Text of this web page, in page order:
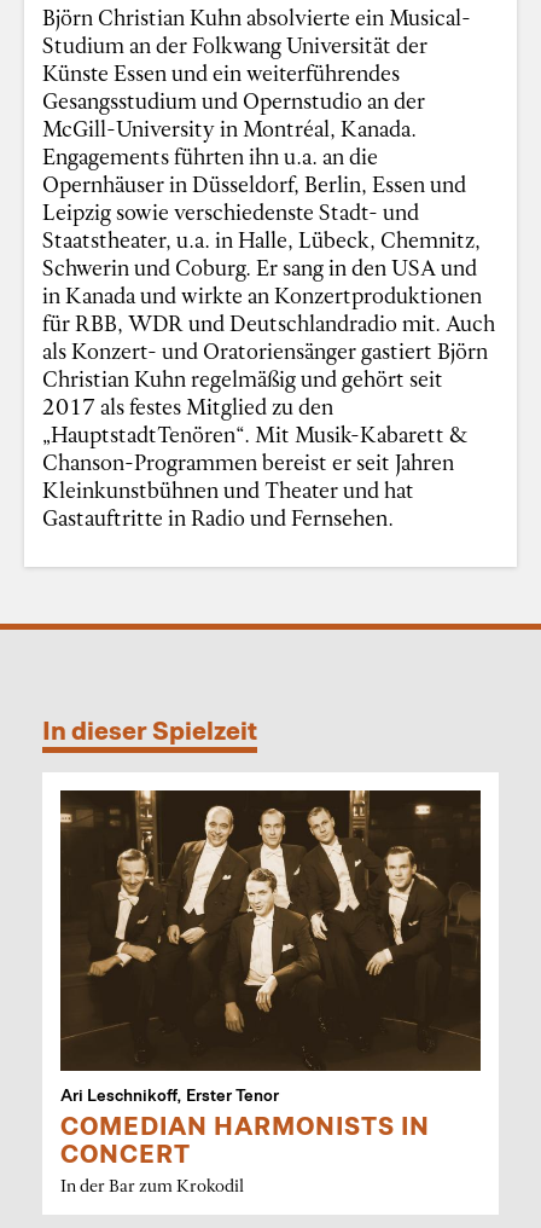
Björn Christian Kuhn absolvierte ein Musical-
Studium an der Folkwang Universität der
Künste Essen und ein weiterführendes
Gesangsstudium und Opernstudio an der
McGill-University in Montréal, Kanada.
Engagements führten ihn u.a. an die
Opernhäuser in Düsseldorf, Berlin, Essen und
Leipzig sowie verschiedenste Stadt- und
Staatstheater, u.a. in Halle, Lübeck, Chemnitz,
Schwerin und Coburg. Er sang in den USA und
in Kanada und wirkte an Konzertproduktionen
für RBB, WDR und Deutschlandradio mit. Auch
als Konzert- und Oratoriensänger gastiert Björn
Christian Kuhn regelmäßig und gehört seit
2017 als festes Mitglied zu den
„HauptstadtTenören“. Mit Musik-Kabarett &
Chanson-Programmen bereist er seit Jahren
Kleinkunstbühnen und Theater und hat
Gastauftritte in Radio und Fernsehen.
In dieser Spielzeit
Ari Leschnikoff, Erster Tenor
COMEDIAN HARMONISTS IN
CONCERT
In der Bar zum Krokodil